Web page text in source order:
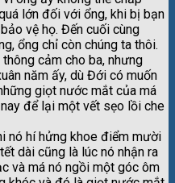
lớn đối với ổng, khi bị bạn
vệ họ. Đến cuối cùng
ổng chỉ còn chúng ta thôi.
cảm cho ba, nhưng
năm ấy, dù Đới có muốn
giọt nước mắt của má
để lại một vết sẹo lồi che
nó hí hửng khoe điểm mười
dài cũng là lúc nó nhận ra
và má nó ngồi một góc ôm